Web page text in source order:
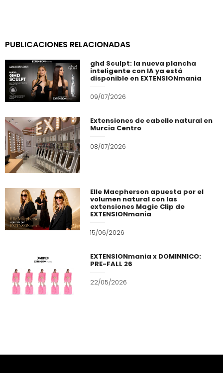
PUBLICACIONES RELACIONADAS
ghd Sculpt: la nueva plancha
inteligente con IA ya está
disponible en EXTENSIONmania
09/07/2026
Extensiones de cabello natural en
Murcia Centro
08/07/2026
Elle Macpherson apuesta por el
volumen natural con las
extensiones Magic Clip de
EXTENSIONmania
15/06/2026
EXTENSIONmania x DOMINNICO:
PRE-FALL 26
22/05/2026